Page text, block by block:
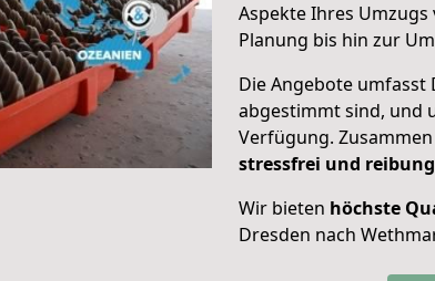
Aspekte Ihres
Planung bis hin zur
Die Angebote
abgestimmt sind, und
Verfügung.
stressfrei und
Wir bieten höchste
Dresden nach